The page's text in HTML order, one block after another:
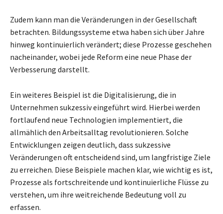
Zudem kann man die Veränderungen in der Gesellschaft
betrachten. Bildungssysteme etwa haben sich über Jahre
hinweg kontinuierlich verändert; diese Prozesse geschehen
nacheinander, wobei jede Reform eine neue Phase der
Verbesserung darstellt.
Ein weiteres Beispiel ist die Digitalisierung, die in
Unternehmen sukzessiv eingeführt wird. Hierbei werden
fortlaufend neue Technologien implementiert, die
allmählich den Arbeitsalltag revolutionieren. Solche
Entwicklungen zeigen deutlich, dass sukzessive
Veränderungen oft entscheidend sind, um langfristige Ziele
zu erreichen. Diese Beispiele machen klar, wie wichtig es ist,
Prozesse als fortschreitende und kontinuierliche Flüsse zu
verstehen, um ihre weitreichende Bedeutung voll zu
erfassen.